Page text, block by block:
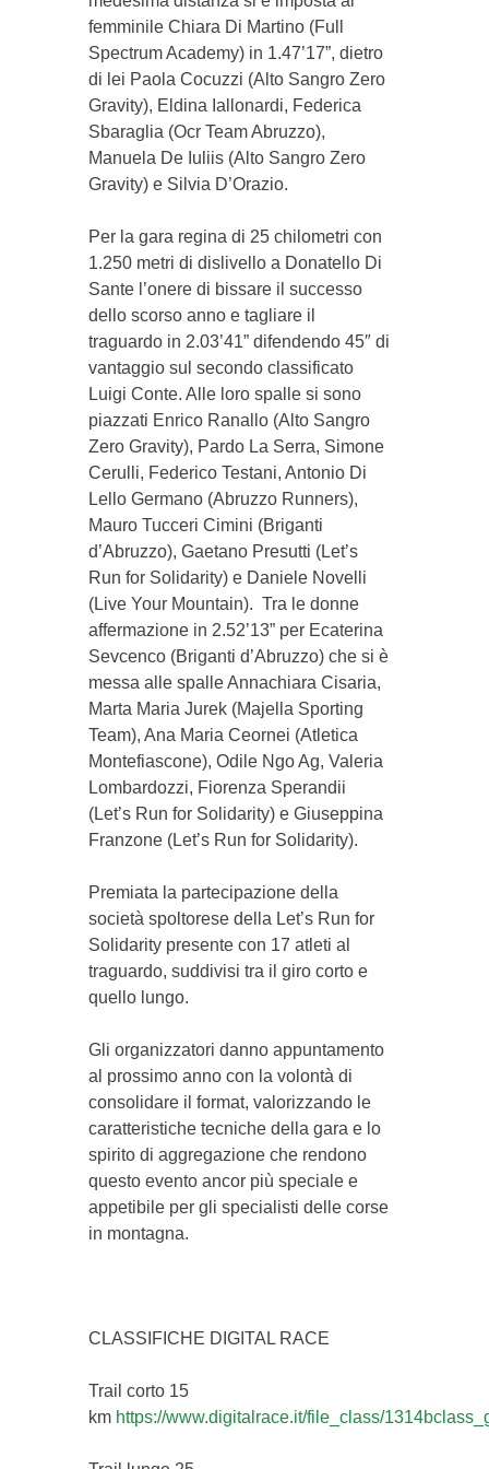
femminile Chiara Di Martino (Full
Spectrum Academy) in 1.47’17”, dietro
di lei Paola Cocuzzi (Alto Sangro Zero
Gravity), Eldina Iallonardi, Federica
Sbaraglia (Ocr Team Abruzzo),
Manuela De Iuliis (Alto Sangro Zero
Gravity) e Silvia D’Orazio.
Per la gara regina di 25 chilometri con
1.250 metri di dislivello a Donatello Di
Sante l’onere di bissare il successo
dello scorso anno e tagliare il
traguardo in 2.03’41” difendendo 45″ di
vantaggio sul secondo classificato
Luigi Conte. Alle loro spalle si sono
piazzati Enrico Ranallo (Alto Sangro
Zero Gravity), Pardo La Serra, Simone
Cerulli, Federico Testani, Antonio Di
Lello Germano (Abruzzo Runners),
Mauro Tucceri Cimini (Briganti
d’Abruzzo), Gaetano Presutti (Let’s
Run for Solidarity) e Daniele Novelli
(Live Your Mountain). Tra le donne
affermazione in 2.52’13” per Ecaterina
Sevcenco (Briganti d’Abruzzo) che si è
messa alle spalle Annachiara Cisaria,
Marta Maria Jurek (Majella Sporting
Team), Ana Maria Ceornei (Atletica
Montefiascone), Odile Ngo Ag, Valeria
Lombardozzi, Fiorenza Sperandii
(Let’s Run for Solidarity) e Giuseppina
Franzone (Let’s Run for Solidarity).
Premiata la partecipazione della
società spoltorese della Let’s Run for
Solidarity presente con 17 atleti al
traguardo, suddivisi tra il giro corto e
quello lungo.
Gli organizzatori danno appuntamento
al prossimo anno con la volontà di
consolidare il format, valorizzando le
caratteristiche tecniche della gara e lo
spirito di aggregazione che rendono
questo evento ancor più speciale e
appetibile per gli specialisti delle corse
in montagna.
CLASSIFICHE DIGITAL RACE
Trail corto 15
km https://www.digitalrace.it/file_class/